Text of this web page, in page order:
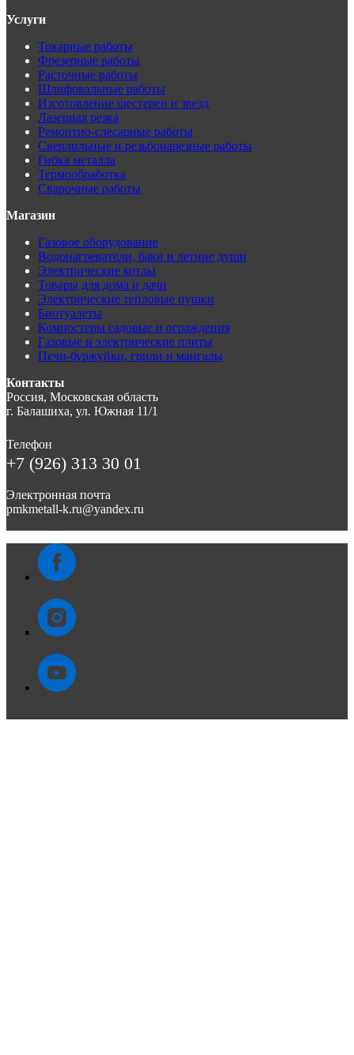
Услуги
Токарные работы
Фрезерные работы
Расточные работы
Шлифовальные работы
Изготовление шестерен и звезд
Лазерная резка
Ремонтно-слесарные работы
Сверлильные и резьбонарезные работы
Гибка металла
Термообработка
Сварочные работы
Магазин
Газовое оборудование
Водонагреватели, баки и летние души
Электрические котлы
Товары для дома и дачи
Электрические тепловые пушки
Биотуалеты
Компостеры садовые и ограждения
Газовые и электрические плиты
Печи-буржуйки, грили и мангалы
Контакты
Россия, Московская область
г. Балашиха, ул. Южная 11/1
Телефон
+7 (926) 313 30 01
Электронная почта
pmkmetall-k.ru@yandex.ru